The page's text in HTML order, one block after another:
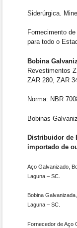
Siderúrgica.
Fornecimento
para todo o
Bobina
Revestimentos
ZAR 280, ZAR
Norma: NBR
Bobinas
Distribuidor de
importado de
Aço Galvanizado,
Laguna – SC.
Bobina
Laguna – SC.
Fornecedor de Aço